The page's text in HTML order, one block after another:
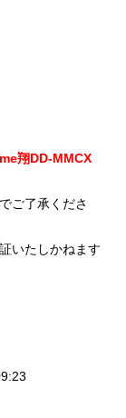
翔DD-MMCX
ご了承くださ
いたしかねます